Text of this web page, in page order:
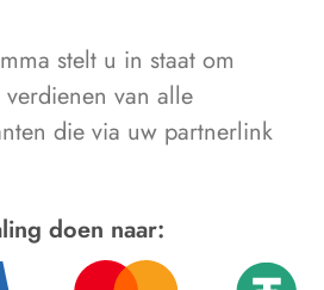
stelt u in staat om
van alle
die via uw partnerlink
doen naar: